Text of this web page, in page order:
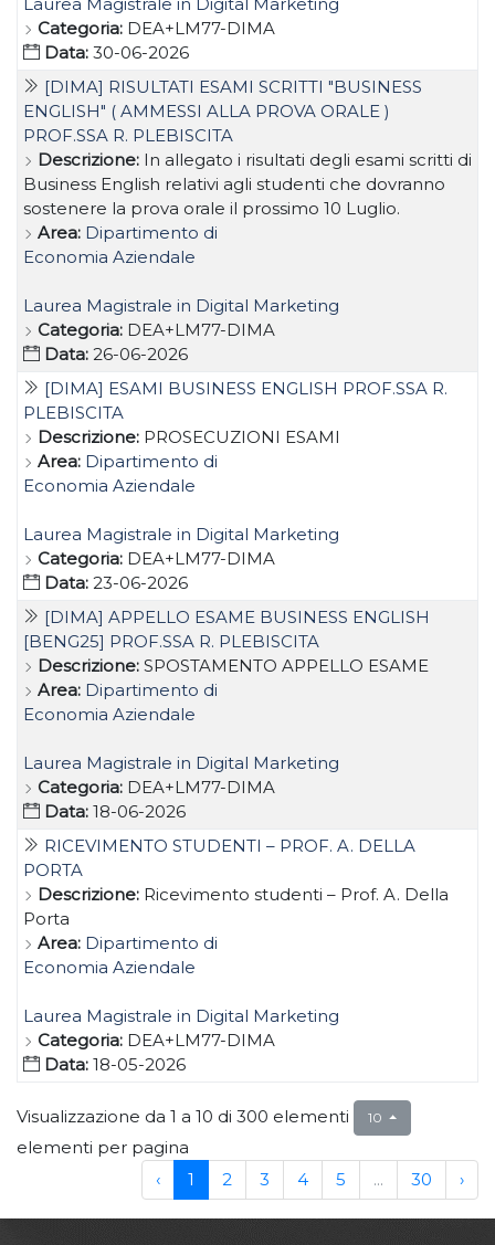
Categoria: DEA+LM77-DIMA
Data: 30-06-2026
[DIMA] RISULTATI ESAMI SCRITTI "BUSINESS
ENGLISH" ( AMMESSI ALLA PROVA ORALE )
PROF.SSA R. PLEBISCITA
Descrizione: In allegato i risultati degli esami scritti di
Business English relativi agli studenti che dovranno
sostenere la prova orale il prossimo 10 Luglio.
Area: Dipartimento di
Economia Aziendale
Laurea Magistrale in Digital Marketing
Categoria: DEA+LM77-DIMA
Data: 26-06-2026
[DIMA] ESAMI BUSINESS ENGLISH PROF.SSA R.
PLEBISCITA
Descrizione: PROSECUZIONI ESAMI
Area: Dipartimento di
Economia Aziendale
Laurea Magistrale in Digital Marketing
Categoria: DEA+LM77-DIMA
Data: 23-06-2026
[DIMA] APPELLO ESAME BUSINESS ENGLISH
[BENG25] PROF.SSA R. PLEBISCITA
Descrizione: SPOSTAMENTO APPELLO ESAME
Area: Dipartimento di
Economia Aziendale
Laurea Magistrale in Digital Marketing
Categoria: DEA+LM77-DIMA
Data: 18-06-2026
RICEVIMENTO STUDENTI – PROF. A. DELLA
PORTA
Descrizione: Ricevimento studenti – Prof. A. Della
Porta
Area: Dipartimento di
Economia Aziendale
Laurea Magistrale in Digital Marketing
Categoria: DEA+LM77-DIMA
Data: 18-05-2026
Visualizzazione da 1 a 10 di 300 elementi 10
elementi per pagina
‹
1 2 3 4 5 ... 30 ›